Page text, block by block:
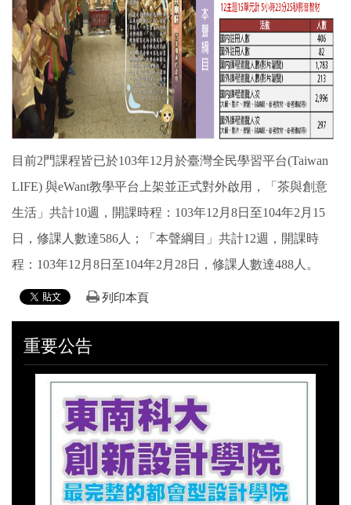
目前2門課程皆已於103年12月於臺灣全民學習平台(Taiwan
LIFE) 與eWant教學平台上架並正式對外啟用，「茶與創意
生活」共計10週，開課時程：103年12月8日至104年2月15
日，修課人數達586人；「本聲綱目」共計12週，開課時
程：103年12月8日至104年2月28日，修課人數達488人。
列印本頁
重要公告